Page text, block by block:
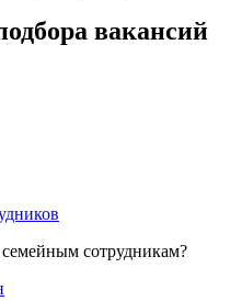
вакансий
сотрудникам?